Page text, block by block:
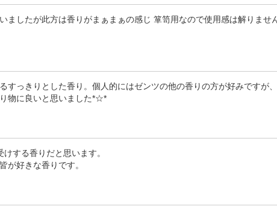
ましたが此方は香りがまぁまぁの感じ 箪笥用なので使用感は解りませ
すっきりとした香り。個人的にはゼンツの他の香りの方が好みですが
物に良いと思いました*☆*
けする香りだと思います。
が好きな香りです。